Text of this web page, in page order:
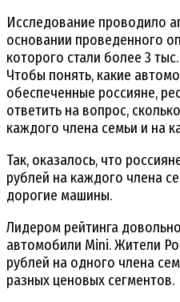
Исследование проводило
основании проведенного
которого стали более 3
Чтобы понять, какие
обеспеченные россияне,
ответить на вопрос,
каждого члена семьи и на
Так, оказалось, что
рублей на каждого члена
дорогие машины.
Лидером рейтинга
автомобили Mini. Жители
рублей на одного члена
разных ценовых сегментов.